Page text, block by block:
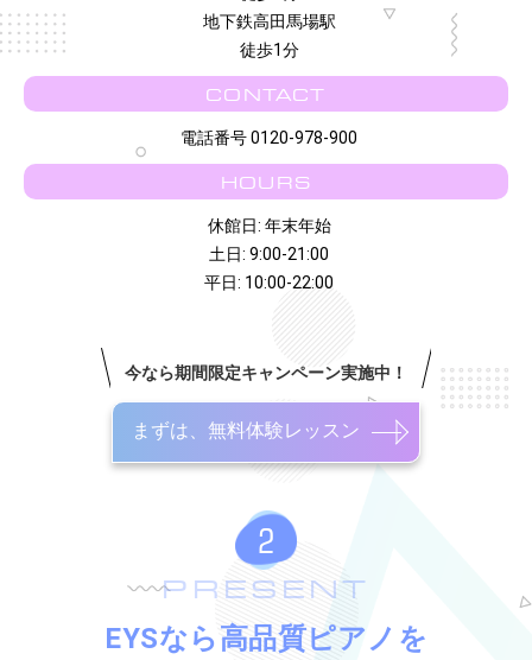
地下鉄高田馬場駅
徒歩1分
CONTACT
電話番号 0120-978-900
HOURS
休館日: 年末年始
土日: 9:00-21:00
平日: 10:00-22:00
今なら期間限定キャンペーン実施中！
まずは、無料体験レッスン
PRESENT
EYSなら高品質ピアノを